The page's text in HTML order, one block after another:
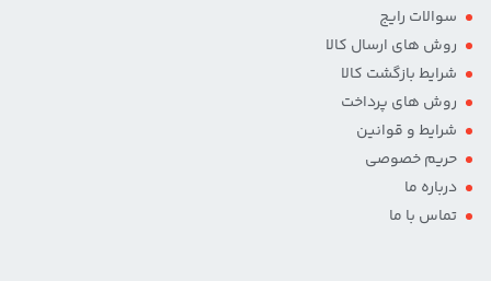
سوالات رایج
روش های ارسال کالا
شرایط بازگشت کالا
روش های پرداخت
شرایط و قوانین
حریم خصوصی
درباره ما
تماس با ما